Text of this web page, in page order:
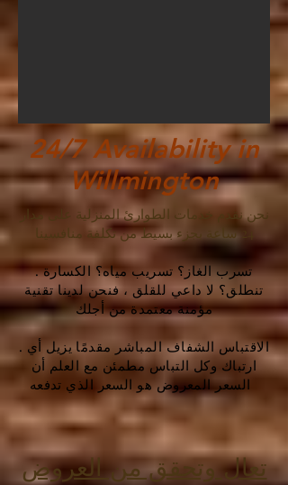
24/7 Availability in
Willmington
نحن نقدم خدمات الطوارئ المنزلية على مدار
24 ساعة بجزء بسيط من تكلفة منافسينا
. تسرب الغاز؟ تسريب مياه؟ الكسارة
تنطلق؟ لا داعي للقلق ، فنحن لدينا تقنية
مؤمنة معتمدة من أجلك
. الاقتباس الشفاف المباشر مقدمًا يزيل أي
ارتباك وكل التباس مطمئن مع العلم أن
تعال وتحقق من العروض